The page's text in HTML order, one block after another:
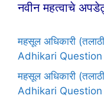
नवीन महत्वाचे
महसूल अधिकारी
Adhikari
महसूल अधिकारी
Adhikari